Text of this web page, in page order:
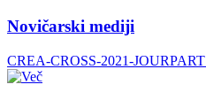
Novičarski mediji
CREA-CROSS-2021-JOURPART